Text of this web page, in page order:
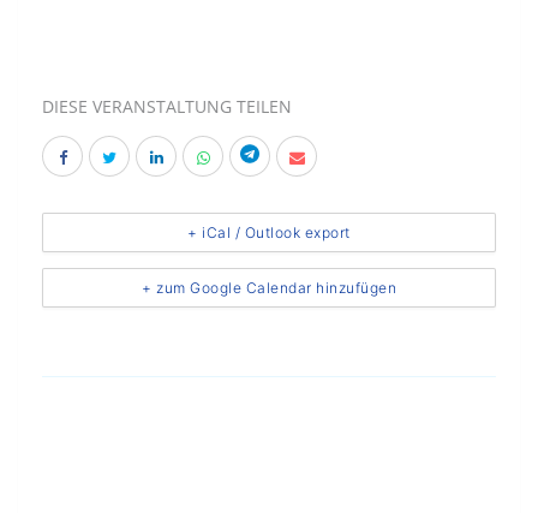
DIESE VERANSTALTUNG TEILEN
+ zum Google Calendar hinzufügen
+ iCal / Outlook export